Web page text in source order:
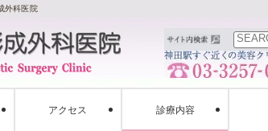
外科医院
アクセス 診療内容
検索